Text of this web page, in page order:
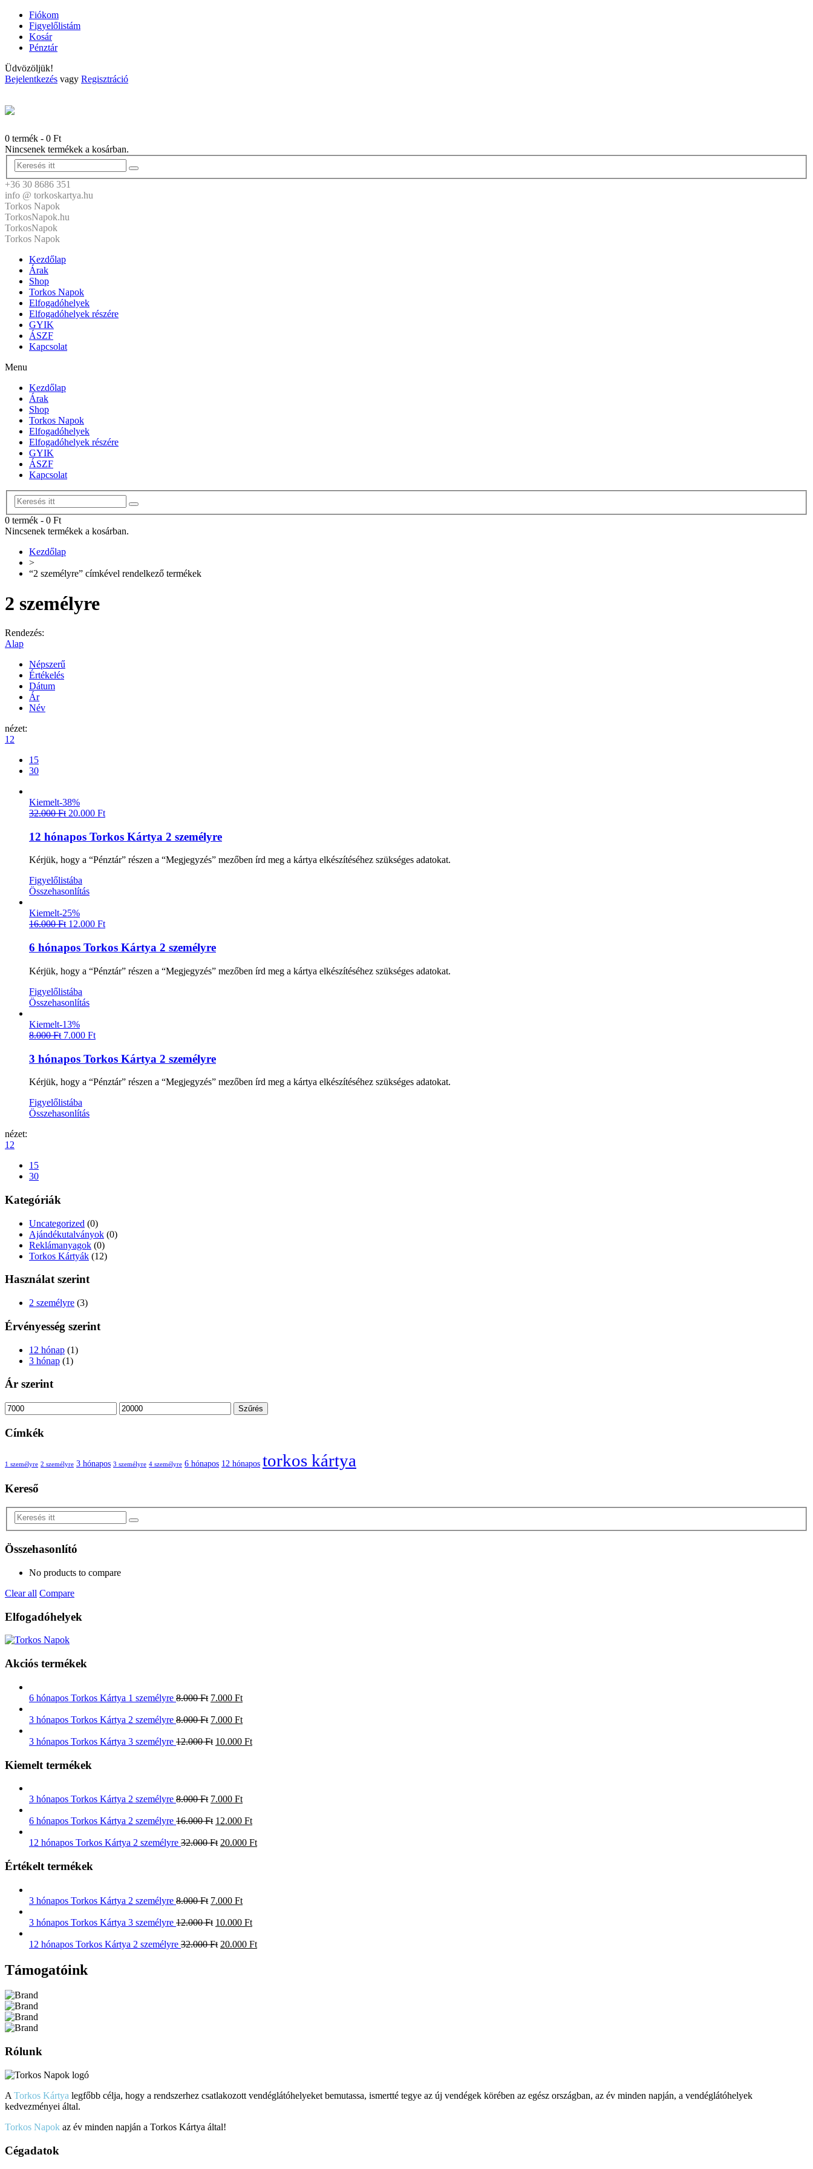
Fiókom
Figyelőlistám
Kosár
Pénztár
Üdvözöljük!
Bejelentkezés vagy Regisztráció
0 termék - 0 Ft
Nincsenek termékek a kosárban.
+36 30 8686 351
info @ torkoskartya.hu
Torkos Napok
TorkosNapok.hu
TorkosNapok
Torkos Napok
Kezdőlap
Árak
Shop
Torkos Napok
Elfogadóhelyek
Elfogadóhelyek részére
GYIK
ÁSZF
Kapcsolat
Menu
Kezdőlap
Árak
Shop
Torkos Napok
Elfogadóhelyek
Elfogadóhelyek részére
GYIK
ÁSZF
Kapcsolat
0 termék - 0 Ft
Nincsenek termékek a kosárban.
Kezdőlap
>
“2 személyre” címkével rendelkező termékek
2 személyre
Rendezés:
Alap
Népszerű
Értékelés
Dátum
Ár
Név
nézet:
12
15
30
Kiemelt-38%
32.000Ft 20.000 Ft
12 hónapos Torkos Kártya 2 személyre
Kérjük, hogy a “Pénztár” részen a “Megjegyzés” mezőben írd meg a kártya elkészítéséhez szükséges adatokat.
Figyelőlistába
Összehasonlítás
Kiemelt-25%
16.000Ft 12.000 Ft
6 hónapos Torkos Kártya 2 személyre
Kérjük, hogy a “Pénztár” részen a “Megjegyzés” mezőben írd meg a kártya elkészítéséhez szükséges adatokat.
Figyelőlistába
Összehasonlítás
Kiemelt-13%
8.000Ft 7.000 Ft
3 hónapos Torkos Kártya 2 személyre
Kérjük, hogy a “Pénztár” részen a “Megjegyzés” mezőben írd meg a kártya elkészítéséhez szükséges adatokat.
Figyelőlistába
Összehasonlítás
nézet:
12
15
30
Kategóriák
Uncategorized (0)
Ajándékutalványok (0)
Reklámanyagok (0)
Torkos Kártyák (12)
Használat szerint
2 személyre (3)
Érvényesség szerint
12 hónap (1)
3 hónap (1)
Ár szerint
Szűrés
Címkék
1 személyre 2 személyre 3 hónapos 3 személyre 4 személyre 6 hónapos 12 hónapos torkos kártya
Kereső
Összehasonlító
No products to compare
Clear all Compare
Elfogadóhelyek
Akciós termékek
6 hónapos Torkos Kártya 1 személyre 8.000Ft 7.000 Ft
3 hónapos Torkos Kártya 2 személyre 8.000Ft 7.000 Ft
3 hónapos Torkos Kártya 3 személyre 12.000Ft 10.000 Ft
Kiemelt termékek
3 hónapos Torkos Kártya 2 személyre 8.000Ft 7.000 Ft
6 hónapos Torkos Kártya 2 személyre 16.000Ft 12.000 Ft
12 hónapos Torkos Kártya 2 személyre 32.000Ft 20.000 Ft
Értékelt termékek
3 hónapos Torkos Kártya 2 személyre 8.000Ft 7.000 Ft
3 hónapos Torkos Kártya 3 személyre 12.000Ft 10.000 Ft
12 hónapos Torkos Kártya 2 személyre 32.000Ft 20.000 Ft
Támogatóink
Rólunk
A Torkos Kártya legfőbb célja, hogy a rendszerhez csatlakozott vendéglátóhelyeket bemutassa, ismertté tegye az új vendégek körében az egész országban, az év minden napján, a vendéglátóhelyek
kedvezményei által.
Torkos Napok az év minden napján a Torkos Kártya által!
Cégadatok